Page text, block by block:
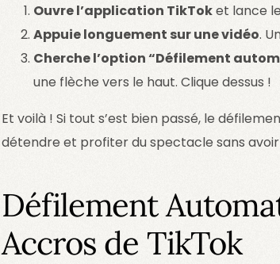
Ouvre l’application TikToket lance le
Appuie longuement sur une vidéo.
Cherche l’option “Défilement
une flèche vers le haut. Clique dessus !
Et voilà ! Si tout s’est bien passé, le
détendre et profiter du spectacle sans
Défilement
Accros de TikTok